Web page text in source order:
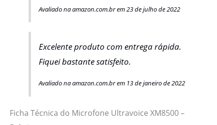
Avaliado na amazon.com.br em 23 de julho de 2022
Excelente produto com entrega rápida.
Fiquei bastante satisfeito.
Avaliado na amazon.com.br em 13 de janeiro de 2022
Ficha Técnica do Microfone Ultravoice XM8500 –